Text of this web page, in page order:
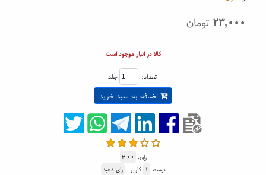
۲۳,۰۰۰ تومان
کالا در انبار موجود است
تعداد: جلد
اضافه به سبد خرید
رای: ۳.۰۰
توسط ۱ کاربر - رای دهید